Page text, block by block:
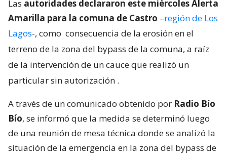
Las autoridades declararon este miércoles Alerta
Amarilla para la comuna de Castro –región de Los
Lagos-, como consecuencia de la erosión en el
terreno de la zona del bypass de la comuna, a raíz
de la intervención de un cauce que realizó un
particular sin autorización .
A través de un comunicado obtenido por Radio Bío
Bío, se informó que la medida se determinó luego
de una reunión de mesa técnica donde se analizó la
situación de la emergencia en la zona del bypass de